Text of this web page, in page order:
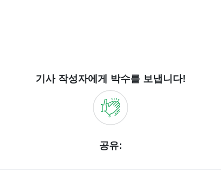
기사 작성자에게 박수를 보냅니다!
공유: